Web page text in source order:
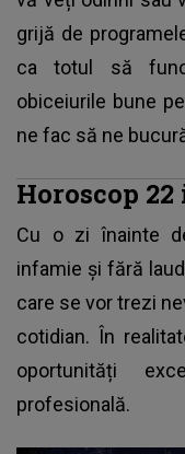
grijă de
ca totul să
obiceiurile bune
ne fac să ne
Horoscop
Cu o zi înainte
infamie și fără
care se vor trezi
cotidian. În
oportunități
profesională.